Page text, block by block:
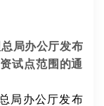
局办公厅发布
试点范围的通
局办公厅发布